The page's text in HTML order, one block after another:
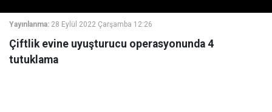
Yayınlanma: 28 Eylül 2022 Çarşamba 12:26
Çiftlik evine uyuşturucu operasyonunda 4
tutuklama